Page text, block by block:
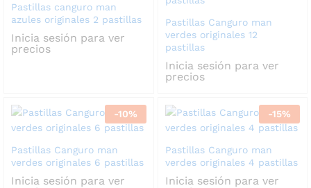
Pastillas canguro man
azules originales 2 pastillas
Inicia sesión para ver
precios
Pastillas Canguro man
verdes originales 12
pastillas
Inicia sesión para ver
precios
-10%
Pastillas Canguro man
verdes originales 6 pastillas
Inicia sesión para ver
-15%
Pastillas Canguro man
verdes originales 4 pastillas
Inicia sesión para ver